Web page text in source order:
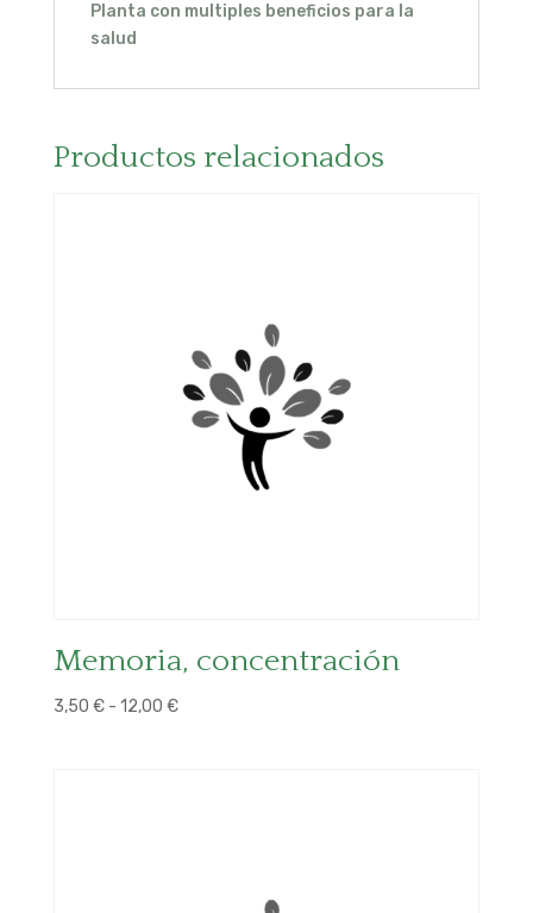
Planta con multiples beneficios para la
salud
Productos relacionados
Memoria, concentración
3,50 € - 12,00 €Rango